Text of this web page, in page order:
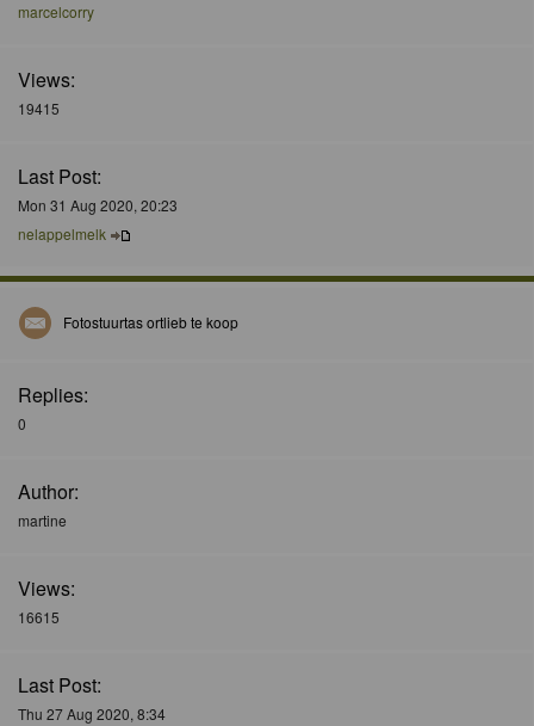
marcelcorry
Views:
19415
Last Post:
Mon 31 Aug 2020, 20:23
nelappelmelk
Fotostuurtas ortlieb te koop
Replies:
0
Author:
martine
Views:
16615
Last Post:
Thu 27 Aug 2020, 8:34